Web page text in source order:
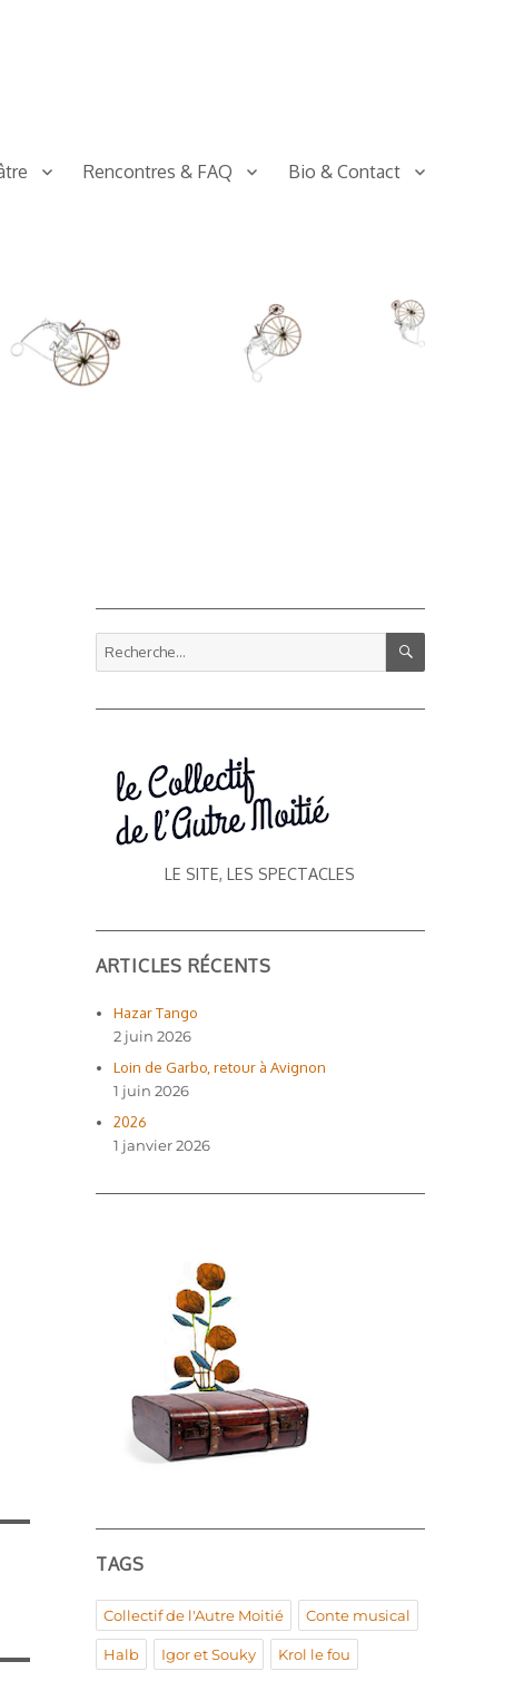
Rencontres & FAQ Bio & Contact
Recherche
pour :
RECHERCHE
LE SITE, LES SPECTACLES
ARTICLES RÉCENTS
Hazar Tango
2 juin 2026
Loin de Garbo, retour à Avignon
1 juin 2026
2026
1 janvier 2026
TAGS
Collectif de l'Autre Moitié Conte musical
Halb Igor et Souky Krol le fou